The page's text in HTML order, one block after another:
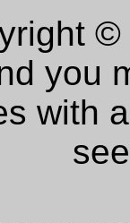
©
you
with